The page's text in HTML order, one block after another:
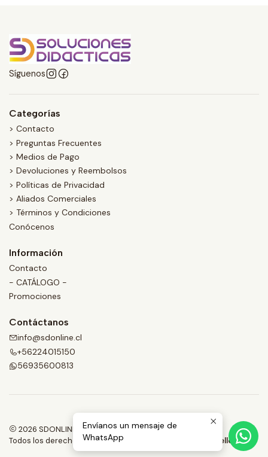
Síguenos
Categorías
> Contacto
> Preguntas Frecuentes
> Medios de Pago
> Devoluciones y Reembolsos
> Políticas de Privacidad
> Aliados Comerciales
> Términos y Condiciones
Conócenos
Información
Contacto
- CATÁLOGO -
Promociones
Contáctanos
info@sdonline.cl
+56224015150
56935600813
2026 SDONLINE.
Todos los derechos reservados.
Desarrollado por Jumpseller.
Envíanos un mensaje de
WhatsApp